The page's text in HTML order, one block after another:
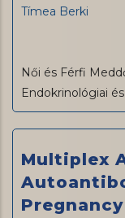
Tímea Berki
Női és Férfi
Endokrinológiai
Multiplex
Pregnancy